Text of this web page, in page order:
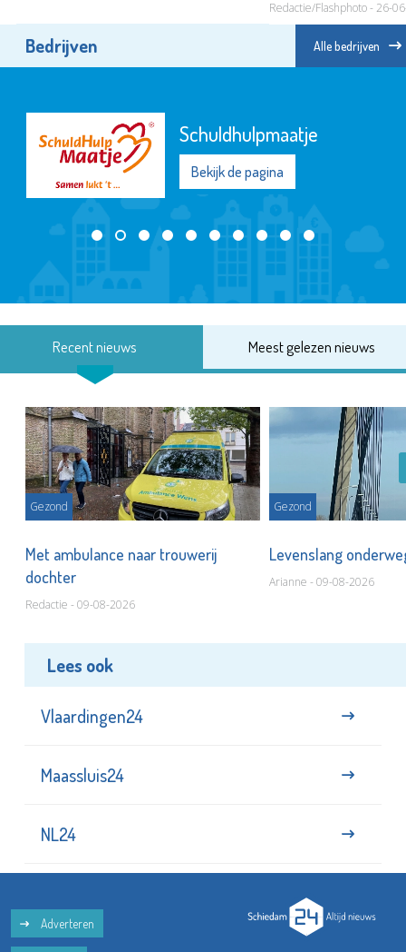
Redactie/Flashphoto - 26-
Bedrijven Alle bedrijven
Schuldhulpmaatje
Bekijk de pagina
Recent nieuws Meest gelezen nieuws
Gezond
Met ambulance naar trouwerij
dochter
Redactie - 09-08-2026
Gezond
Levenslang
Arianne - 09-08-2026
Lees ook
Vlaardingen24
Maassluis24
NL24
Adverteren